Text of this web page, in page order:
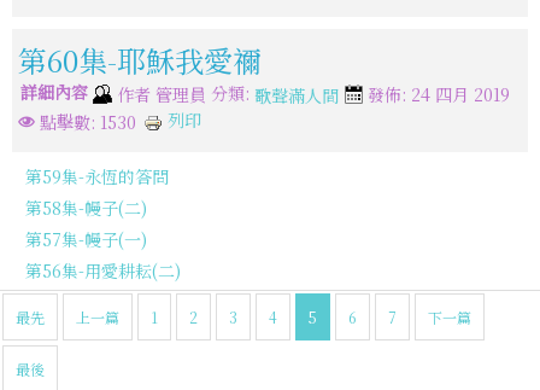
第60集-耶穌我愛禰
詳細內容 作者 管理員 分類: 歌聲滿人間
發佈: 24 四月 2019
點擊數: 1530
列印
第59集-永恆的答問
第58集-幔子(二)
第57集-幔子(一)
第56集-用愛耕耘(二)
最先 上一篇 1 2 3 4 5 6 7 下一篇
最後